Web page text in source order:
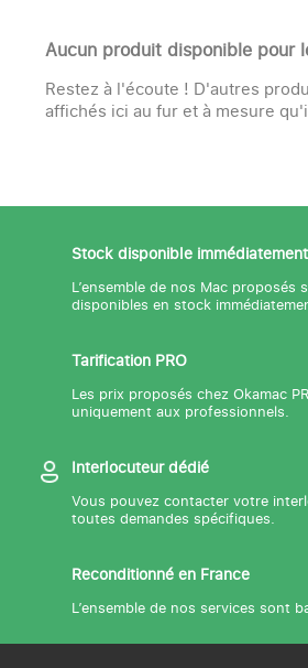
Aucun produit disponible pour
Restez à l'écoute ! D'autres
affichés ici au fur et à mesure
Stock disponible immédiatement
L’ensemble de nos Mac proposés
disponibles en stock
Tarification PRO
Les prix proposés chez Okamac
uniquement aux professionnels.
Interlocuteur dédié
Vous pouvez contacter votre
toutes demandes spécifiques.
Reconditionné en France
L’ensemble de nos services sont